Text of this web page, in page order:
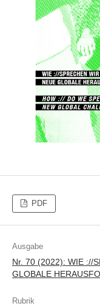
PDF
Ausgabe
Nr. 70 (2022): WIE ://
GLOBALE
Rubrik